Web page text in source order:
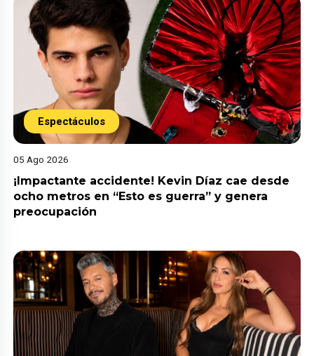
Espectáculos
05 Ago 2026
¡Impactante accidente! Kevin Díaz cae desde
ocho metros en “Esto es guerra” y genera
preocupación